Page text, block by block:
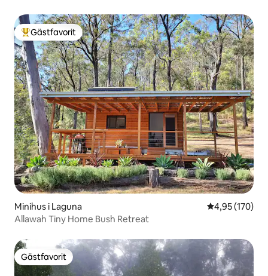
Populär gästfavorit
Gästfavorit
Minihus i Laguna 4,95 av 5 i
4,95 (170)
Allawah Tiny Home Bush Retreat
Gästfavorit
Gästfavorit